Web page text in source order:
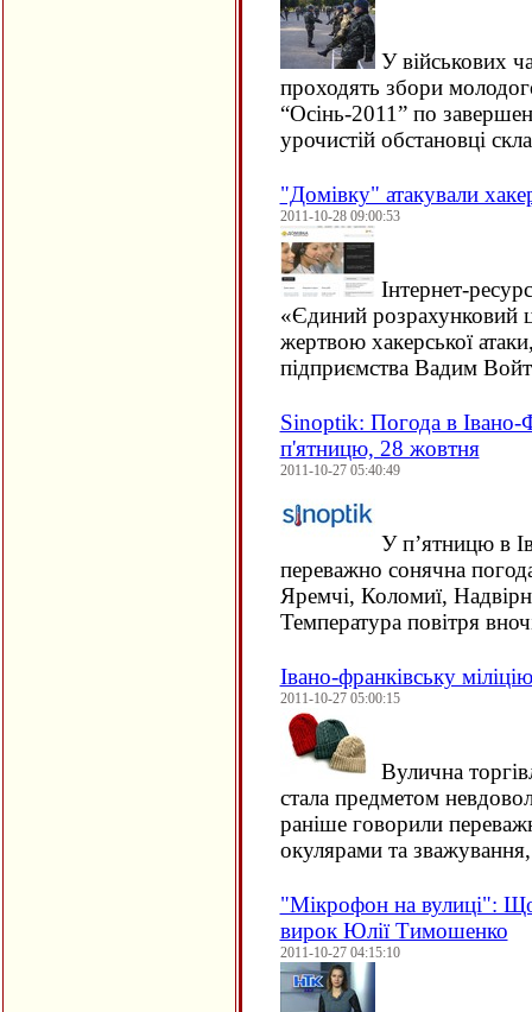
У військових
проходять збори
“Осінь-2011” по
урочистій обстановці
"Домівку" атакували
2011-10-28 09:00:53
Інтернет-
«Єдиний розрахунковий
жертвою хакерської
підприємства Вадим
Sinoptik: Погода в Івано-
п'ятницю, 28 жовтня
2011-10-27 05:40:49
У п’ятницю в
переважно сонячна
Яремчі, Коломиї,
Температура повітря
Івано-франківську
2011-10-27 05:00:15
Вулична
стала предметом
раніше говорили
окулярами та
"Мікрофон на вулиці":
вирок Юлії Тимошенко
2011-10-27 04:15:10